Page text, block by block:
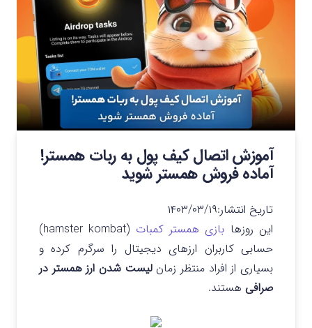
آموزش اتصال کیف پول به ربات همستر!
آماده فروش همستر شوید
تاریخ انتشار:۱۴۰۳/۰۳/۱۹
این روزها بازی همستر کمبات
(hamster kombat)
حسابی کاربران ارزهای دیجیتال را سرگرم کرده و
بسیاری از افراد منتظر زمانلیست شدن ارز همستر در
صرافی هستند.